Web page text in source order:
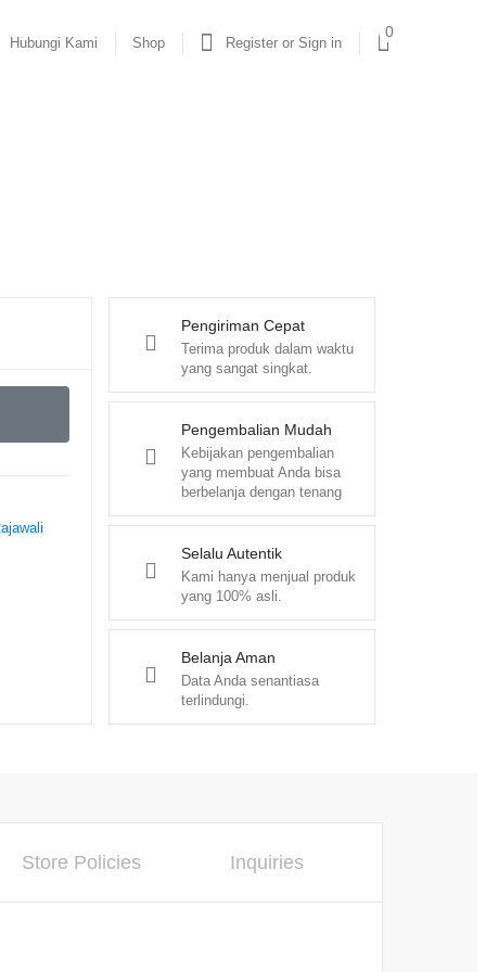
Hubungi Kami Shop Register or Sign in
0
Pengiriman Cepat
Terima produk dalam waktu
yang sangat singkat.
Pengembalian Mudah
Kebijakan pengembalian
yang membuat Anda bisa
berbelanja dengan tenang
Selalu Autentik
Kami hanya menjual produk
yang 100% asli.
Belanja Aman
Data Anda senantiasa
terlindungi.
Store Policies Inquiries